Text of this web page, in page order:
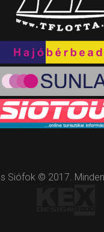
Siófok © 2017.